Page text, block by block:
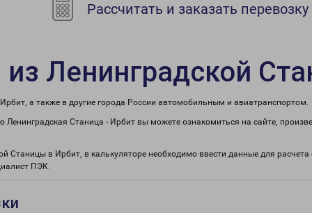
Рассчитать и заказать перевозку
из Ленинградской
а также в другие города России автомобильным и авиатранспортом.
Станица - Ирбит вы можете ознакомиться на сайте,
Станицы в Ирбит, в калькуляторе необходимо ввести данные для
ПЭК.